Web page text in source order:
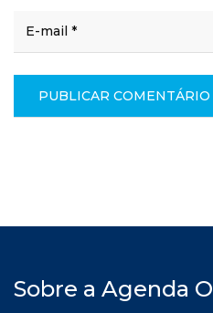
Sobre a Agenda